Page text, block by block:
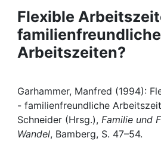
Projects
People
Awards
My FIS
Flexible
familienfreundliche
Arbeitszeiten?
Garhammer, Manfred (1994):
- familienfreundliche
Schneider (Hrsg.), Familie und
Wandel, Bamberg, S. 47–54.